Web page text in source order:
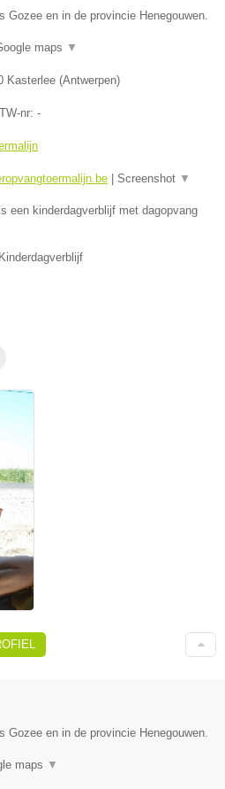
Gozee en in de provincie Henegouwen.
maps ▼
Kasterlee (Antwerpen)
nr: -
Screenshot ▼
een kinderdagverblijf met dagopvang
Gozee en in de provincie Henegouwen.
maps ▼